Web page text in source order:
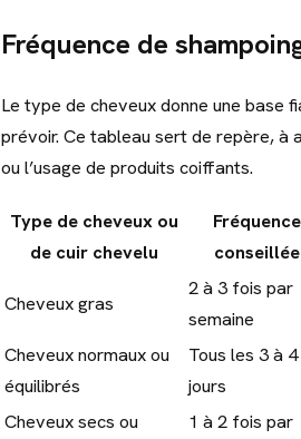
Fréquence de
Le type de cheveux donne une base
prévoir. Ce tableau sert de repère, à
ou l’usage de produits coiffants.
Type de cheveux ou
de cuir chevelu
Fréquence
conseillée
Cheveux gras
2 à 3 fois par
semaine
Cheveux normaux ou
équilibrés
Tous les 3 à 4
jours
Cheveux secs ou
1 à 2 fois par